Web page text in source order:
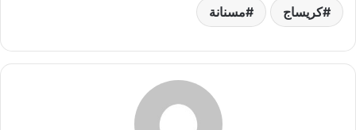
كريساج مسنانة